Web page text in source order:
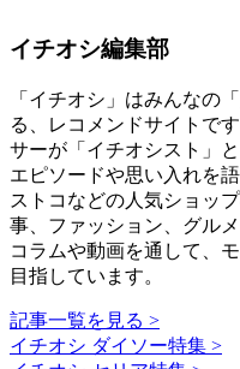
イチオシ編集部
「イチオシ」はみんなの
る、レコメンドサイトで
サーが「イチオシスト」
エピソードや思い入れを
ストコなどの人気ショッ
事、ファッション、グル
コラムや動画を通して、
目指しています。
記事一覧を見る >
イチオシ ダイソー特集 >